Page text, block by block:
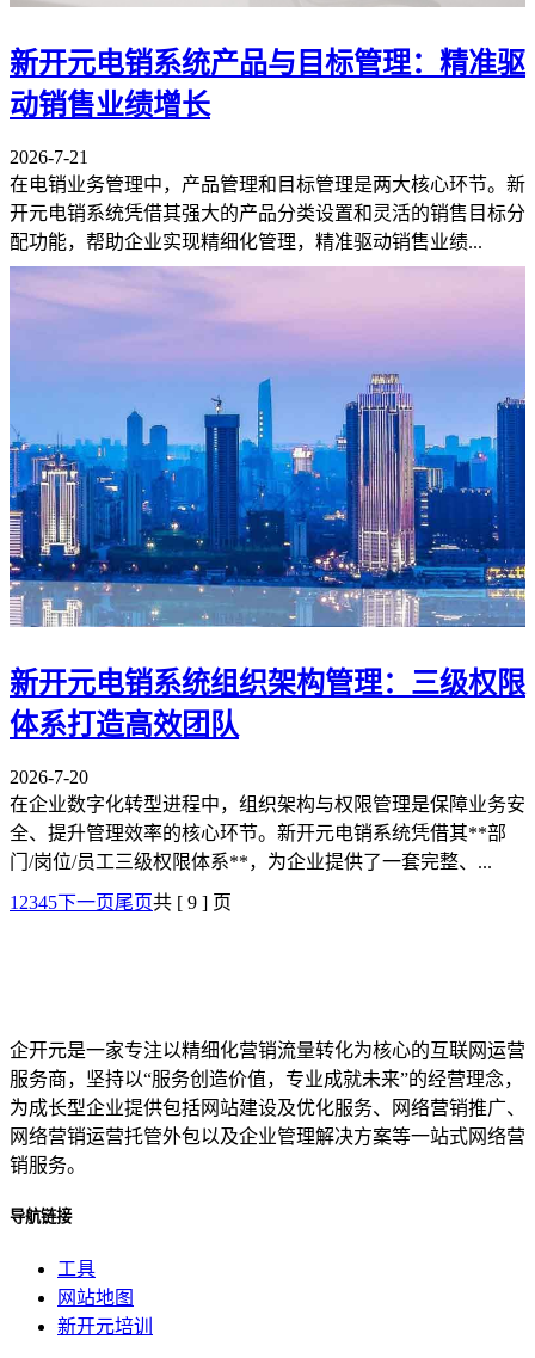
新开元电销系统产品与目标管理：精准驱
动销售业绩增长
2026-7-21
在电销业务管理中，产品管理和目标管理是两大核心环节。新
开元电销系统凭借其强大的产品分类设置和灵活的销售目标分
配功能，帮助企业实现精细化管理，精准驱动销售业绩...
新开元电销系统组织架构管理：三级权限
体系打造高效团队
2026-7-20
在企业数字化转型进程中，组织架构与权限管理是保障业务安
全、提升管理效率的核心环节。新开元电销系统凭借其**部
门/岗位/员工三级权限体系**，为企业提供了一套完整、...
1 2345下一页尾页共 [ 9 ] 页
企开元是一家专注以精细化营销流量转化为核心的互联网运营
服务商，坚持以“服务创造价值，专业成就未来”的经营理念，
为成长型企业提供包括网站建设及优化服务、网络营销推广、
网络营销运营托管外包以及企业管理解决方案等一站式网络营
销服务。
导航链接
工具
网站地图
新开元培训